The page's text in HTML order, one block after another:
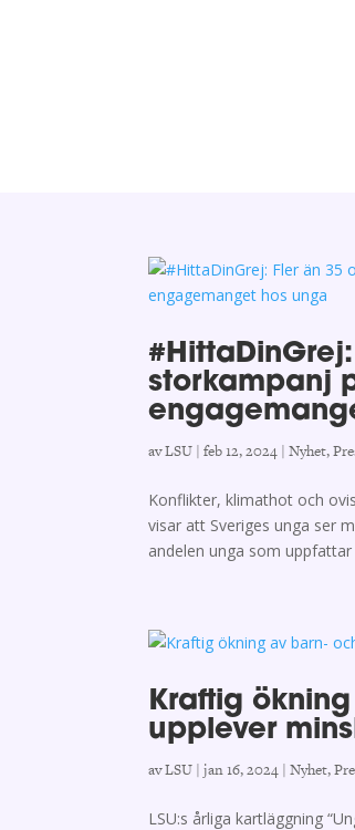
storkampanj
avLSU |feb 12, 2024 |Nyhet,
Konflikter, klimathot och
visar att Sveriges unga ser
andelen unga som uppfattar
Kraftig
upplever
avLSU |jan 16, 2024 |Nyhet,
LSU:s årliga kartläggning